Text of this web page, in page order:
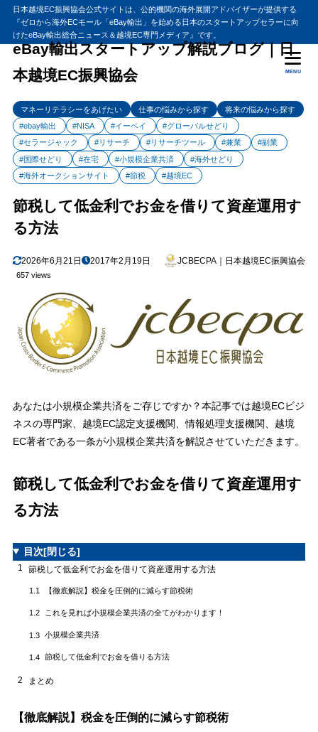
日本越境EC振興協会公式サイトは、公的機関の海外展開アドバイザーが提供する
『ゼロから海外ECモール「eBay輸出」を始める日本のスタートアップセラーに向
けたeBay輸出総合ニュース＆越境EC専門メディア』です。
eBay輸出スタートアップ解説ブログ｜日
本越境EC振興協会
MENU
マネーリテラシーをあげたい 仕事の悩みから探す
将来の悩みから探す
#ebay輸出
#NISA #イーベイ
#グローバルせどり
#セラージャック
#リサーチ #リサーチツール #兼業
#副業
#国際せどり
#在宅 #小規模企業共済
#海外せどり
#海外オークションサイト
#節税 #越境EC
節税して低金利でお金を借りて資産運用す
る方法
2026年6月21日 2017年2月19日 JCBECPA｜日本越境EC振興協会
657 views
あなたは小規模企業共済をご存じですか？本記事では越境ECビジ
ネスの専門家、越境EC認定支援機関、情報処理支援機関、越境
EC著者である一条が小規模企業共済を解説させていただきます。
節税して低金利でお金を借りて資産運用す
る方法
目次[閉じる]
1 節税して低金利でお金を借りて資産運用する方法
1.1 【徹底解説】税金を圧倒的に減らす節税術
1.2 これを見れば小規模企業共済の全てがわかります！
1.3 小規模企業共済
1.4 節税して低金利でお金を借りる方法
2 まとめ
【徹底解説】税金を圧倒的に減らす節税術
目次
1 節税して低金利でお金を借りて資産運用する方法
1.2 これを見れば小規模企業共済の全てがわかります！
1.3 小規模企業共済
1.4 節税して低金利でお金を借りる方法